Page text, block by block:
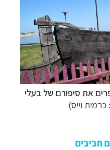
את סיפורם של בעלי
כרמית וייס)
חביבים